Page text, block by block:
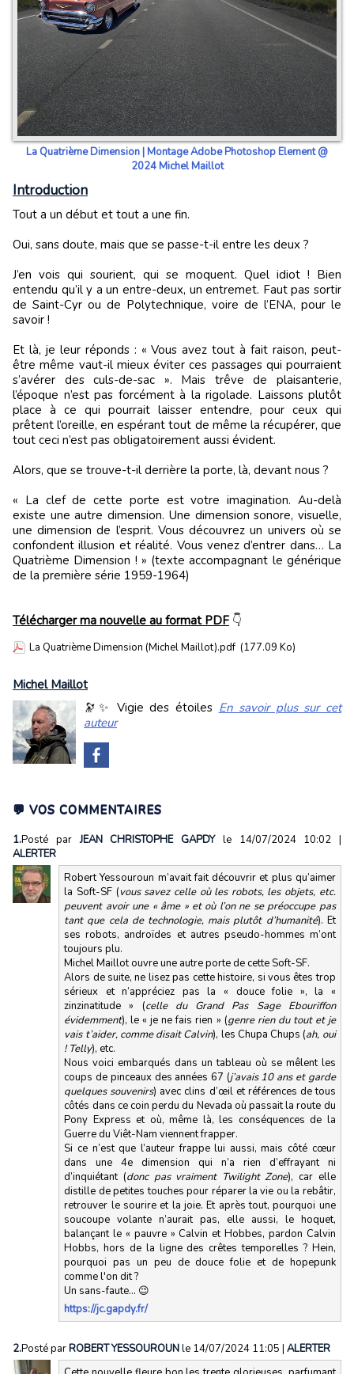
La Quatrième Dimension | Montage Adobe Photoshop Element @
2024 Michel Maillot
Introduction
Tout a un début et tout a une fin.
Oui, sans doute, mais que se passe-t-il entre les deux ?
J’en vois qui sourient, qui se moquent. Quel idiot ! Bien
entendu qu’il y a un entre-deux, un entremet. Faut pas sortir
de Saint-Cyr ou de Polytechnique, voire de l’ENA, pour le
savoir !
Et là, je leur réponds : « Vous avez tout à fait raison, peut-
être même vaut-il mieux éviter ces passages qui pourraient
s’avérer des culs-de-sac ». Mais trêve de plaisanterie,
l’époque n’est pas forcément à la rigolade. Laissons plutôt
place à ce qui pourrait laisser entendre, pour ceux qui
prêtent l’oreille, en espérant tout de même la récupérer, que
tout ceci n’est pas obligatoirement aussi évident.
Alors, que se trouve-t-il derrière la porte, là, devant nous ?
« La clef de cette porte est votre imagination. Au-delà
existe une autre dimension. Une dimension sonore, visuelle,
une dimension de l’esprit. Vous découvrez un univers où se
confondent illusion et réalité. Vous venez d’entrer dans… La
Quatrième Dimension ! » (texte accompagnant le générique
de la première série 1959-1964)
Télécharger ma nouvelle au format PDF 👇
La Quatrième Dimension (Michel Maillot).pdf (177.09 Ko)
Michel Maillot
🔭✨ Vigie des étoiles En savoir plus sur cet
auteur
💬 VOS COMMENTAIRES
1.Posté parJEAN CHRISTOPHE GAPDY le 14/07/2024 10:02 |
ALERTER
Robert Yessouroun m’avait fait découvrir et plus qu’aimer
la Soft-SF (vous savez celle où les robots, les objets, etc.
peuvent avoir une « âme » et où l’on ne se préoccupe pas
tant que cela de technologie, mais plutôt d’humanité). Et
ses robots, androïdes et autres pseudo-hommes m’ont
toujours plu.
Michel Maillot ouvre une autre porte de cette Soft-SF.
Alors de suite, ne lisez pas cette histoire, si vous êtes trop
sérieux et n’appréciez pas la « douce folie », la «
zinzinatitude » (celle du Grand Pas Sage Ebouriffon
évidemment), le « je ne fais rien » (genre rien du tout et je
vais t’aider, comme disait Calvin), les Chupa Chups (ah, oui
! Telly), etc.
Nous voici embarqués dans un tableau où se mêlent les
coups de pinceaux des années 67 (j’avais 10 ans et garde
quelques souvenirs) avec clins d’œil et références de tous
côtés dans ce coin perdu du Nevada où passait la route du
Pony Express et où, même là, les conséquences de la
Guerre du Viêt-Nam viennent frapper.
Si ce n’est que l’auteur frappe lui aussi, mais côté cœur
dans une 4e dimension qui n’a rien d’effrayant ni
d’inquiétant (donc pas vraiment Twilight Zone), car elle
distille de petites touches pour réparer la vie ou la rebâtir,
retrouver le sourire et la joie. Et après tout, pourquoi une
soucoupe volante n’aurait pas, elle aussi, le hoquet,
balançant le « pauvre » Calvin et Hobbes, pardon Calvin
Hobbs, hors de la ligne des crêtes temporelles ? Hein,
pourquoi pas un peu de douce folie et de hopepunk
comme l'on dit ?
Un sans-faute… 😉
https://jc.gapdy.fr/
2.Posté parROBERT YESSOUROUNle 14/07/2024 11:05 | ALERTER